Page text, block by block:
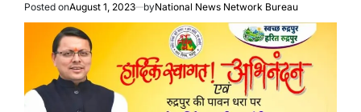
Posted onAugust 1, 2023 byNational News Network Bureau